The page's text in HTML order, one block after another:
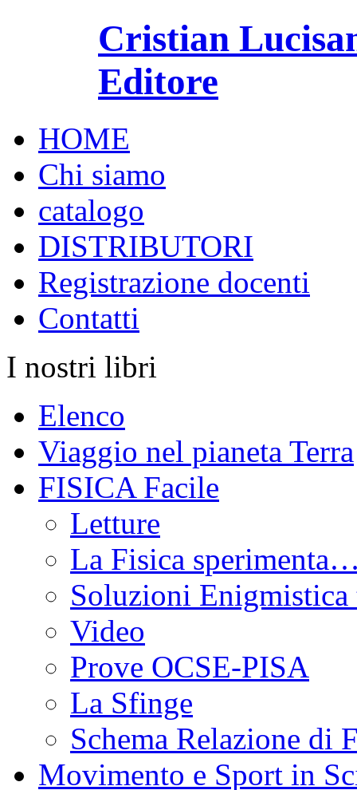
Cristian
Editore
HOME
Chi siamo
catalogo
DISTRIBUTORI
Registrazione docenti
Contatti
I nostri libri
Elenco
Viaggio nel pianeta Terra
FISICA Facile
Letture
La Fisica
Soluzioni Enigmistica
Video
Prove OCSE-PISA
La Sfinge
Schema Relazione di
Movimento e Sport in